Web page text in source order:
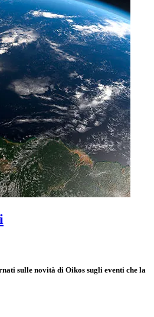
sulle novità di Oikos sugli eventi che la